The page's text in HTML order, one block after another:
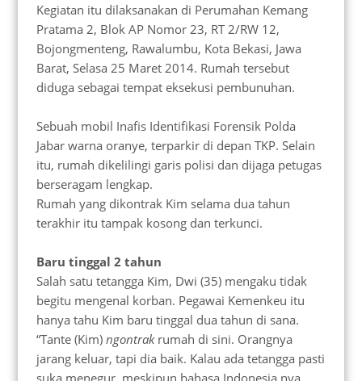
Kegiatan itu dilaksanakan di Perumahan Kemang
Pratama 2, Blok AP Nomor 23, RT 2/RW 12,
Bojongmenteng, Rawalumbu, Kota Bekasi, Jawa
Barat, Selasa 25 Maret 2014. Rumah tersebut
diduga sebagai tempat eksekusi pembunuhan.
Sebuah mobil Inafis Identifikasi Forensik Polda
Jabar warna oranye, terparkir di depan TKP. Selain
itu, rumah dikelilingi garis polisi dan dijaga petugas
berseragam lengkap.
Rumah yang dikontrak Kim selama dua tahun
terakhir itu tampak kosong dan terkunci.
Baru tinggal 2 tahun
Salah satu tetangga Kim, Dwi (35) mengaku tidak
begitu mengenal korban. Pegawai Kemenkeu itu
hanya tahu Kim baru tinggal dua tahun di sana.
“Tante (Kim) ngontrakrumah di sini. Orangnya
jarang keluar, tapi dia baik. Kalau ada tetangga pasti
suka menegur, meskipun bahasa Indonesia nya